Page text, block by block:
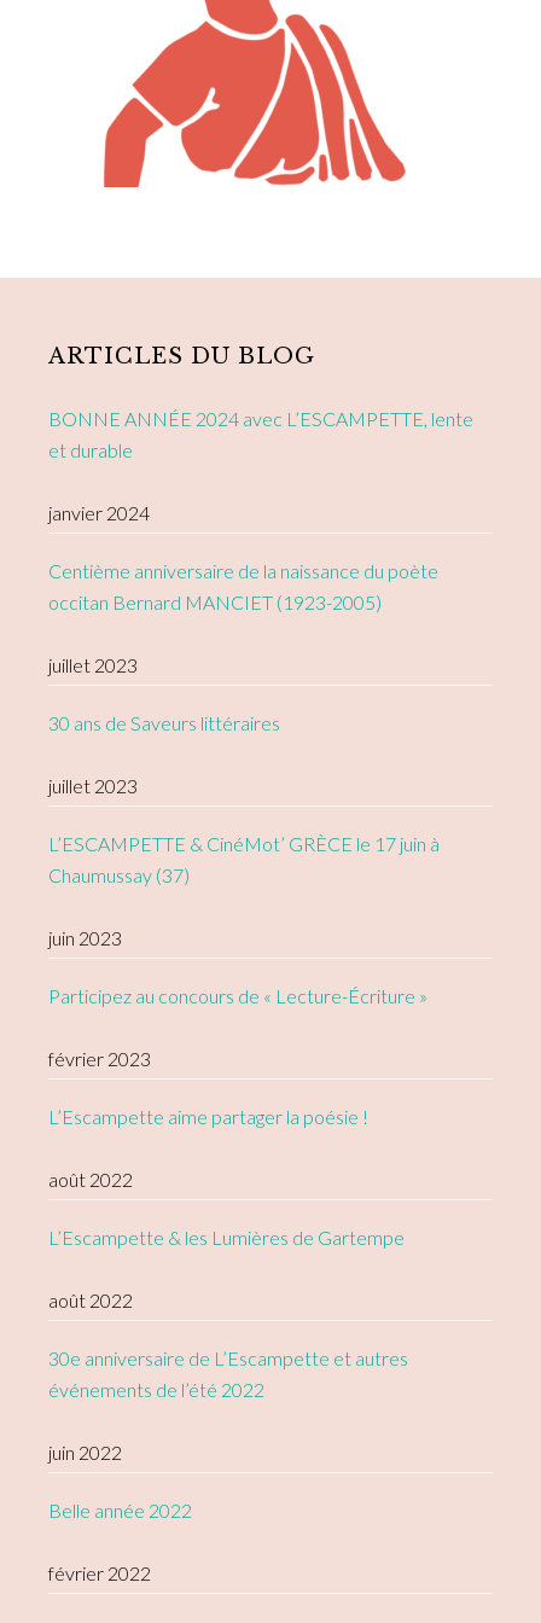
Sidebar
ARTICLES DU BLOG
BONNE ANNÉE 2024 avec L’ESCAMPETTE, lente
et durable
janvier 2024
Centième anniversaire de la naissance du poète
occitan Bernard MANCIET (1923-2005)
juillet 2023
30 ans de Saveurs littéraires
juillet 2023
L’ESCAMPETTE & CinéMot’ GRÈCE le 17 juin à
Chaumussay (37)
juin 2023
Participez au concours de « Lecture-Écriture »
février 2023
L’Escampette aime partager la poésie !
août 2022
L’Escampette & les Lumières de Gartempe
août 2022
30e anniversaire de L’Escampette et autres
événements de l’été 2022
juin 2022
Belle année 2022
février 2022